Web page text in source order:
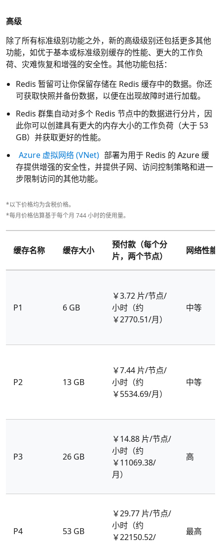
高级
除了所有标准级别功能之外，新的高级级别还包括更多其他
功能，如优于基本或标准级别缓存的性能、更大的工作负
荷、灾难恢复和增强的安全性。其他功能包括：
Redis 暂留可让你保留存储在 Redis 缓存中的数据。你还
可获取快照并备份数据，以便在出现故障时进行加载。
Redis 群集自动对多个 Redis 节点中的数据进行分片，因
此你可以创建具有更大的内存大小的工作负荷（大于 53
GB）并获取更好的性能。
Azure 虚拟网络 (VNet) 部署为用于 Redis 的 Azure 缓
存提供增强的安全性，并提供子网、访问控制策略和进一
步限制访问的其他功能。
*以下价格均为含税价格。
*每月价格估算基于每个月 744 小时的使用量。
缓存名称 缓存大小
预付款（每个分
片，两个节点）
网络性能
P1 6 GB
￥3.72 片/节点/
小时（约
￥2770.51/月）
中等
P2 13 GB
￥7.44 片/节点/
小时（约
￥5534.69/月）
中等
P3 26 GB
￥14.88 片/节点/
小时（约
￥11069.38/
月）
高
P4 53 GB
￥29.77 片/节点/
小时（约
￥22150.52/
最高